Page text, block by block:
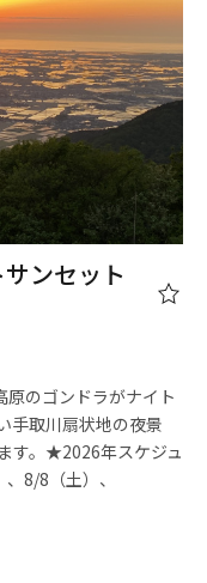
ンセット
のゴンドラがナイト
手取川扇状地の夜景
す。★2026年スケジュ
8/8（土）、